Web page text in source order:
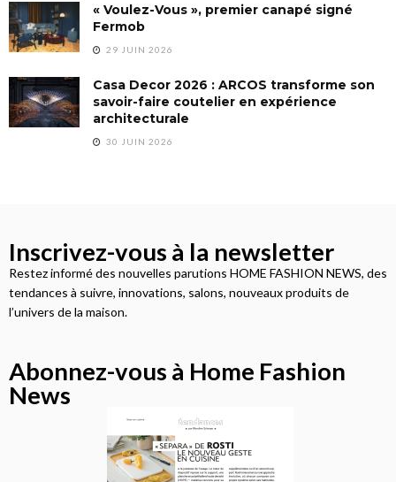
« Voulez-Vous », premier canapé signé
Fermob
29 JUIN 2026
Casa Decor 2026 : ARCOS transforme son
savoir-faire coutelier en expérience
architecturale
30 JUIN 2026
Inscrivez-vous à la newsletter
Restez informé des nouvelles parutions HOME FASHION NEWS, des
tendances à suivre, innovations, salons, nouveaux produits de
l’univers de la maison.
Abonnez-vous à Home Fashion
News